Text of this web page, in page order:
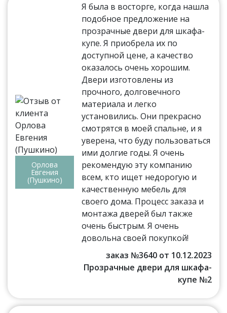
Орлова
Евгения
(Пушкино)
Я была в восторге, когда нашла
подобное предложение на
прозрачные двери для шкафа-
купе. Я приобрела их по
доступной цене, а качество
оказалось очень хорошим.
Двери изготовлены из
прочного, долговечного
материала и легко
установились. Они прекрасно
смотрятся в моей спальне, и я
уверена, что буду пользоваться
ими долгие годы. Я очень
рекомендую эту компанию
всем, кто ищет недорогую и
качественную мебель для
своего дома. Процесс заказа и
монтажа дверей был также
очень быстрым. Я очень
довольна своей покупкой!
заказ №3640 от 10.12.2023
Прозрачные двери для шкафа-
купе №2